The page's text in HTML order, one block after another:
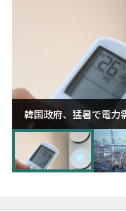
韓国政府、猛暑で電力
に需給対応体制を点検